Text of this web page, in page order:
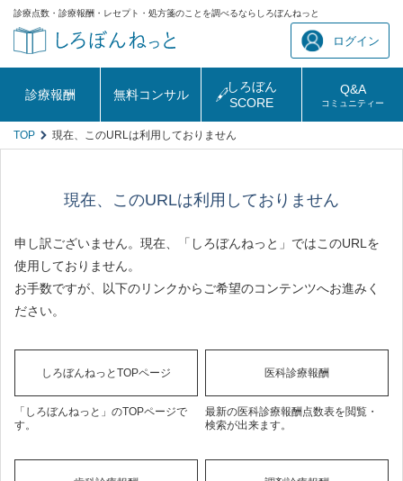
診療点数・診療報酬・レセプト・処方箋のことを調べるならしろぼんねっと
ログイン
診療報酬 無料コンサル
しろぼん
SCORE
Q&A
コミュニティー
TOP 現在、このURLは利用しておりません
現在、このURLは利用しておりません
申し訳ございません。現在、「しろぼんねっと」ではこのURLを
使用しておりません。
お手数ですが、以下のリンクからご希望のコンテンツへお進みく
ださい。
しろぼんねっとTOPページ
「しろぼんねっと」のTOPページで
す。
医科診療報酬
最新の医科診療報酬点数表を閲覧・
検索が出来ます。